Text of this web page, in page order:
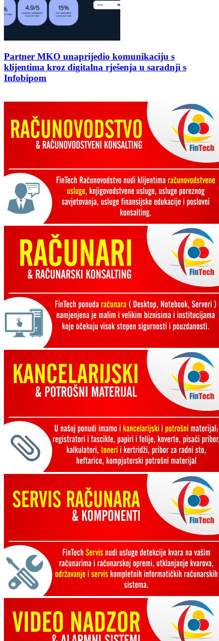
Partner MKO unaprijedio komunikaciju s
klijentima kroz digitalna rješenja u saradnji s
Infobipom